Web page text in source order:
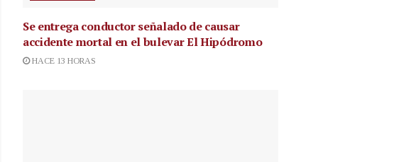
Se entrega conductor señalado de causar
accidente mortal en el bulevar El Hipódromo
HACE 13 HORAS